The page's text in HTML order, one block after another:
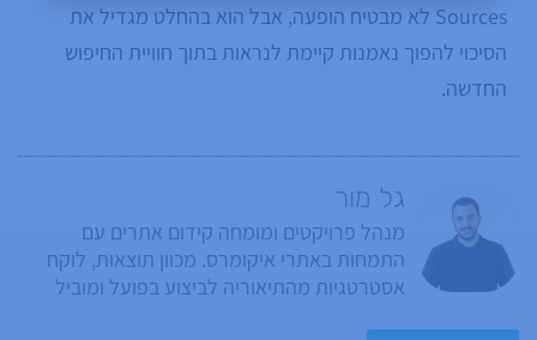
Sources לא מבטיח הופעה, אבל הוא בהחלט מגדיל את
הסיכוי להפוך נאמנות קיימת לנראות בתוך חוויית החיפוש
החדשה.
גל מור
מנהל פרויקטים ומומחה קידום אתרים עם
התמחות באתרי איקומרס. מכוון תוצאות, לוקח
אסטרטגיות מהתיאוריה לביצוע בפועל ומוביל